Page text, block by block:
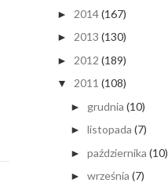
► 2014(167)
► 2013 (130)
► 2012 (189)
▼ 2011 (108)
► grudnia (10)
► listopada (7)
► października (10)
► września (7)